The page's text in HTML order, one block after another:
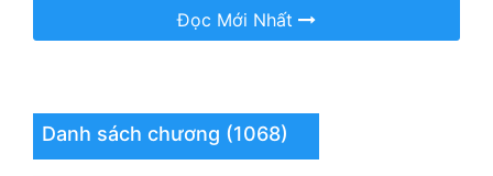
Đọc Mới Nhất
Danh sách chương (1068)